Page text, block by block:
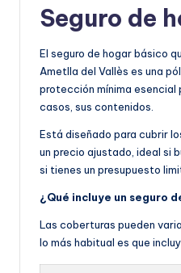
Seguro de
El seguro de hogar básico
Ametlla del Vallès es una
protección mínima esencial
casos, sus contenidos.
Está diseñado para cubrir
un precio ajustado, ideal si
si tienes un presupuesto
¿Qué incluye un seguro
Las coberturas pueden
lo más habitual es que